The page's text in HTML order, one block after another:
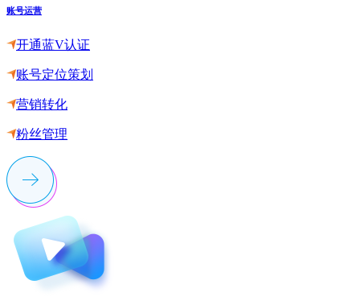
账号运营
开通蓝V认证
账号定位策划
营销转化
粉丝管理